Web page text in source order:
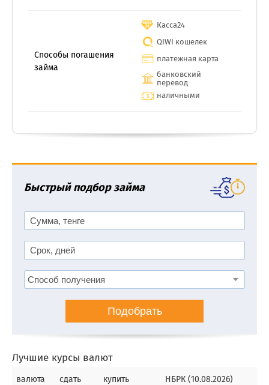
Способы погашения
займа
Касса24
QIWI кошелек
платежная карта
банковский
перевод
наличными
Быстрый подбор займа
Подобрать
Лучшие курсы валют
валюта сдать купить НБРК (10.08.2026)